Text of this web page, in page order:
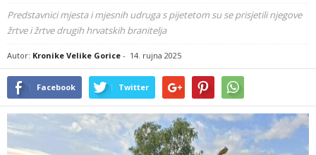
Predstavnici mjesta i mjesnih udruga s pijetetom su se prisjetili njegove
žrtve i žrtve drugih hrvatskih branitelja
Autor: Kronike Velike Gorice - 14. rujna 2025
Facebook Twitter